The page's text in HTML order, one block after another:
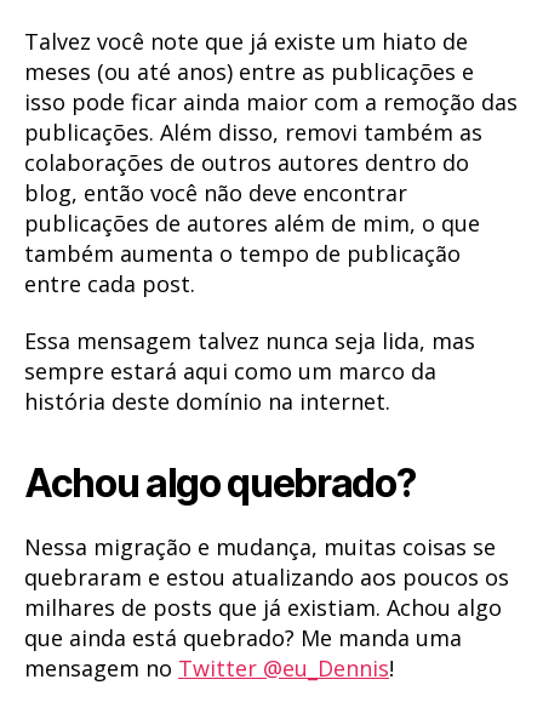
Talvez você note que já existe um hiato de
meses (ou até anos) entre as publicações e
isso pode ficar ainda maior com a remoção das
publicações. Além disso, removi também as
colaborações de outros autores dentro do
blog, então você não deve encontrar
publicações de autores além de mim, o que
também aumenta o tempo de publicação
entre cada post.
Essa mensagem talvez nunca seja lida, mas
sempre estará aqui como um marco da
história deste domínio na internet.
Achou algo quebrado?
Nessa migração e mudança, muitas coisas se
quebraram e estou atualizando aos poucos os
milhares de posts que já existiam. Achou algo
que ainda está quebrado? Me manda uma
mensagem no Twitter @eu_Dennis!